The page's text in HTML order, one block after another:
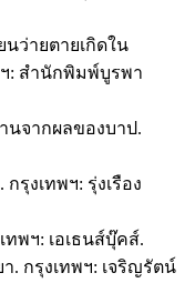
นว่ายตายเกิดใน
: สำนักพิมพ์บูรพา
นจากผลของบาป.
รุงเทพฯ: รุ่งเรือง
ทพฯ: เอเธนส์บุ๊คส์.
. กรุงเทพฯ: เจริญรัตน์